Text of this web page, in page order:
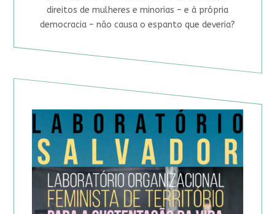
direitos de mulheres e minorias – e à própria
democracia – não causa o espanto que deveria?